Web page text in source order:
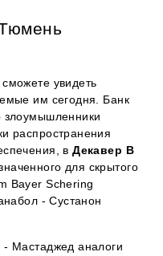
увидеть
им сегодня. Банк
злоумышленники
распространения
вДекавер В
для скрытого
Bayer Schering
- Сустанон
Мастаджед аналоги